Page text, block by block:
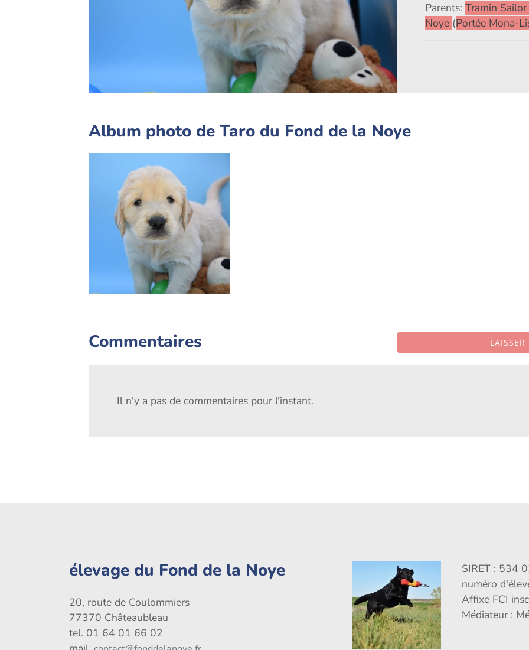
Parents: Tramin Sailor
Noye (Portée Mona-
Album photo de Taro du Fond de la Noye
Commentaires
Il n'y a pas de commentaires pour l'instant.
élevage du Fond de la Noye
20, route de Coulommiers
77370 Châteaubleau
tel. 01 64 01 66 02
SIRET : 534
numéro
Affixe FCI
Médiateur :